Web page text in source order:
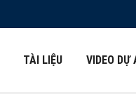
TÀI LIỆU VIDEO DỰ